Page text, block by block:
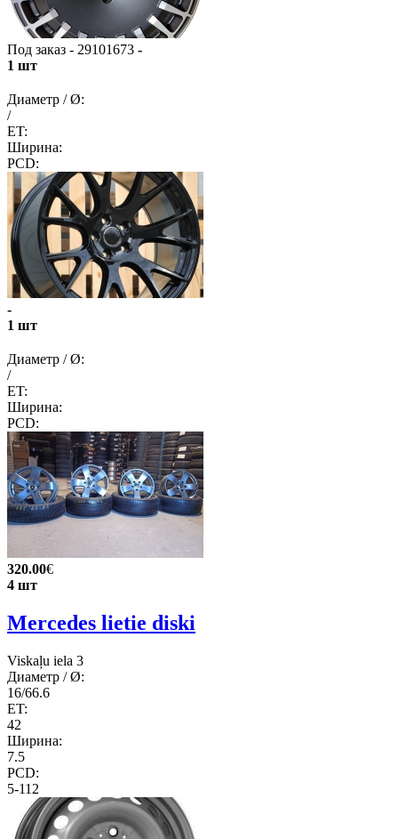
Под заказ - 29101673 -
1 шт
Диаметр / Ø:
/
ET:
Ширина:
PCD:
-
1 шт
Диаметр / Ø:
/
ET:
Ширина:
PCD:
320.00€
4 шт
Mercedes lietie diski
Viskaļu iela 3
Диаметр / Ø:
16/66.6
ET:
42
Ширина:
7.5
PCD:
5-112